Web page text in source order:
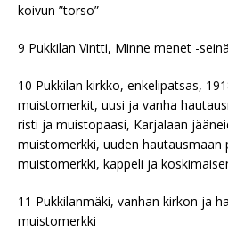
koivun ”torso”
9 Pukkilan Vintti, Minne menet -
10 Pukkilan kirkko, enkelipatsas,
muistomerkit, uusi ja vanha
risti ja muistopaasi, Karjalaan
muistomerkki, uuden hautausmaan
muistomerkki, kappeli ja
11 Pukkilanmäki, vanhan kirkon ja
muistomerkki